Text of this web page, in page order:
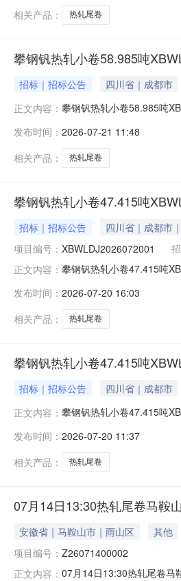
相关产品：
热轧尾卷
攀钢钒热轧小卷58.985吨
招标｜招标公告 四川省｜成都市
正文内容： 攀钢钒热轧小卷58.985吨
热轧尾卷（小卷）
发布时间： 2026-07-21 11:48
相关产品：
热轧尾卷
攀钢钒热轧小卷47.415吨
招标｜招标公告 四川省｜成都市
项目编号： XBWLDJ2026072001
正文内容： 攀钢钒热轧小卷47.415吨
1/1.795折边(因非计划产品
发布时间： 2026-07-20 16:03
相关产品：
热轧尾卷
攀钢钒热轧小卷47.415吨
招标｜招标公告 四川省｜成都市
正文内容： 攀钢钒热轧小卷47.415吨
卷）Q235B2.3*1250*C攀
发布时间： 2026-07-20 11:37
相关产品：
热轧尾卷
07月14日13:30热轧尾卷马鞍
安徽省｜马鞍山市｜雨山区 其他
项目编号： Z26071400002
正文内容： 07月14日13:30热轧尾卷马